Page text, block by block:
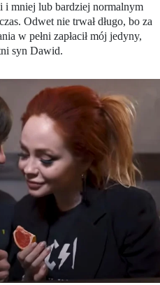
i mniej lub bardziej normalnym
Odwet nie trwał długo, bo za
w pełni zapłacił mój jedyny,
syn Dawid.